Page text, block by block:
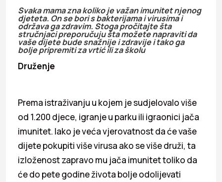
Svaka mama zna koliko je važan imunitet njenog
djeteta. On se bori s bakterijama i virusima i
održava ga zdravim. Stoga pročitajte šta
stručnjaci preporučuju šta možete napraviti da
vaše dijete bude snažnije i zdravije i tako ga
bolje pripremiti za vrtić ili za školu
Druženje
Prema istraživanju u kojem je sudjelovalo više
od 1.200 djece, igranje u parku ili igraonici jača
imunitet. Iako je veća vjerovatnost da će vaše
dijete pokupiti više virusa ako se više druži, ta
izloženost zapravo mu jača imunitet toliko da
će do pete godine života bolje odolijevati